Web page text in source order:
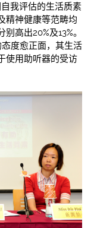
我评估的生活质素
精神健康等范畴均
高出20%及13%。
度愈正面，其生活
使用助听器的受访